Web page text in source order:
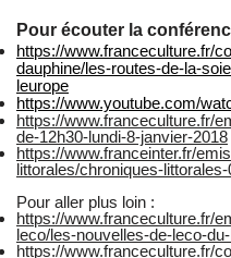
Pour écouter la
https://www.franceculture.fr/
dauphine/les-routes-de-la-
leurope
https://www.youtube.com/
https://www.franceculture.fr/
de-12h30-lundi-8-janvier-2018
https://www.franceinter.fr/
littorales/chroniques-
Pour aller plus loin :
https://www.franceculture.fr/
leco/les-nouvelles-de-leco-
https://www.franceculture.fr/